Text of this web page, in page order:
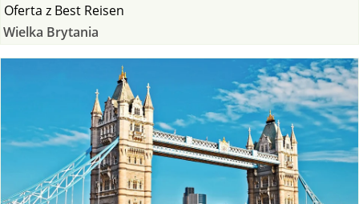
Oferta z Best Reisen
Wielka Brytania